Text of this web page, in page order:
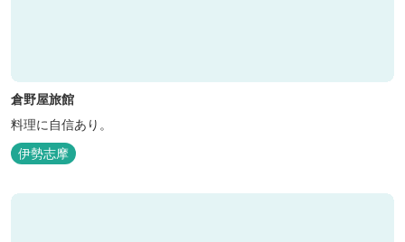
倉野屋旅館
料理に自信あり。
伊勢志摩